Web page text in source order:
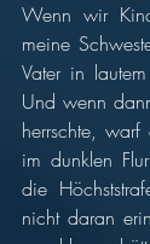
Wenn wir
meine
Vater in
Und wenn
herrschte, warf
im dunklen
die
nicht daran